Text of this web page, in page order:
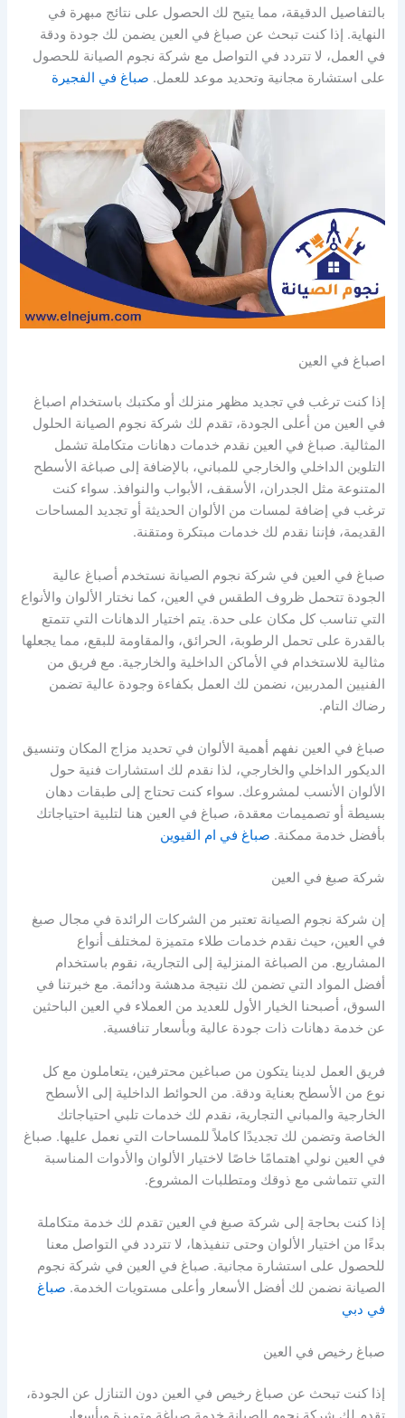
بالتفاصيل الدقيقة، مما يتيح لك الحصول على نتائج مبهرة في
النهاية. إذا كنت تبحث عن صباغ في العين يضمن لك جودة ودقة
في العمل، لا تتردد في التواصل مع شركة نجوم الصيانة للحصول
على استشارة مجانية وتحديد موعد للعمل. صباغ في الفجيرة
اصباغ في العين
إذا كنت ترغب في تجديد مظهر منزلك أو مكتبك باستخدام اصباغ
في العين من أعلى الجودة، تقدم لك شركة نجوم الصيانة الحلول
المثالية. صباغ في العين نقدم خدمات دهانات متكاملة تشمل
التلوين الداخلي والخارجي للمباني، بالإضافة إلى صباغة الأسطح
المتنوعة مثل الجدران، الأسقف، الأبواب والنوافذ. سواء كنت
ترغب في إضافة لمسات من الألوان الحديثة أو تجديد المساحات
القديمة، فإننا نقدم لك خدمات مبتكرة ومتقنة.
صباغ في العين في شركة نجوم الصيانة نستخدم أصباغ عالية
الجودة تتحمل ظروف الطقس في العين، كما نختار الألوان والأنواع
التي تناسب كل مكان على حدة. يتم اختيار الدهانات التي تتمتع
بالقدرة على تحمل الرطوبة، الحرائق، والمقاومة للبقع، مما يجعلها
مثالية للاستخدام في الأماكن الداخلية والخارجية. مع فريق من
الفنيين المدربين، نضمن لك العمل بكفاءة وجودة عالية تضمن
رضاك التام.
صباغ في العين نفهم أهمية الألوان في تحديد مزاج المكان وتنسيق
الديكور الداخلي والخارجي، لذا نقدم لك استشارات فنية حول
الألوان الأنسب لمشروعك. سواء كنت تحتاج إلى طبقات دهان
بسيطة أو تصميمات معقدة، صباغ في العين هنا لتلبية احتياجاتك
بأفضل خدمة ممكنة. صباغ في ام القيوين
شركة صبغ في العين
إن شركة نجوم الصيانة تعتبر من الشركات الرائدة في مجال صبغ
في العين، حيث نقدم خدمات طلاء متميزة لمختلف أنواع
المشاريع. من الصباغة المنزلية إلى التجارية، نقوم باستخدام
أفضل المواد التي تضمن لك نتيجة مدهشة ودائمة. مع خبرتنا في
السوق، أصبحنا الخيار الأول للعديد من العملاء في العين الباحثين
عن خدمة دهانات ذات جودة عالية وبأسعار تنافسية.
فريق العمل لدينا يتكون من صباغين محترفين، يتعاملون مع كل
نوع من الأسطح بعناية ودقة. من الحوائط الداخلية إلى الأسطح
الخارجية والمباني التجارية، نقدم لك خدمات تلبي احتياجاتك
الخاصة وتضمن لك تجديدًا كاملاً للمساحات التي نعمل عليها. صباغ
في العين نولي اهتمامًا خاصًا لاختيار الألوان والأدوات المناسبة
التي تتماشى مع ذوقك ومتطلبات المشروع.
إذا كنت بحاجة إلى شركة صبغ في العين تقدم لك خدمة متكاملة
بدءًا من اختيار الألوان وحتى تنفيذها، لا تتردد في التواصل معنا
للحصول على استشارة مجانية. صباغ في العين في شركة نجوم
الصيانة نضمن لك أفضل الأسعار وأعلى مستويات الخدمة. صباغ
في دبي
صباغ رخيص في العين
إذا كنت تبحث عن صباغ رخيص في العين دون التنازل عن الجودة،